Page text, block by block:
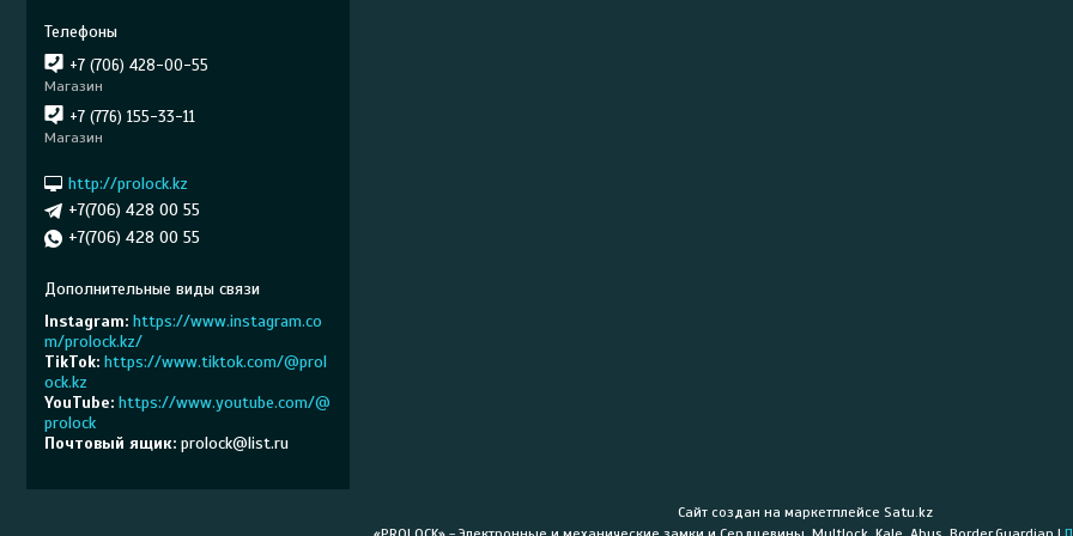
+7 (706) 428-00-55
Магазин
+7 (776) 155-33-11
Магазин
http://prolock.kz
+7(706) 428 00 55
+7(706) 428 00 55
Instagram https://www.instagram.co
m/prolock.kz/
TikTok https://www.tiktok.com/@prol
ock.kz
YouTube https://www.youtube.com/@
prolock
Почтовый ящик prolock@list.ru
Сайт создан на маркетплейсе Satu.kz